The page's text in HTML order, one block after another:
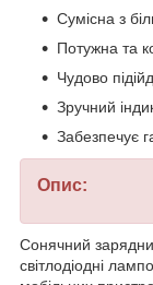
Сумісна з
Потужна та
Чудово
Зручний
Забезпечує
Опис:
Сонячний
світлодіодні